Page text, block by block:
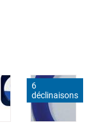
6
déclinaisons